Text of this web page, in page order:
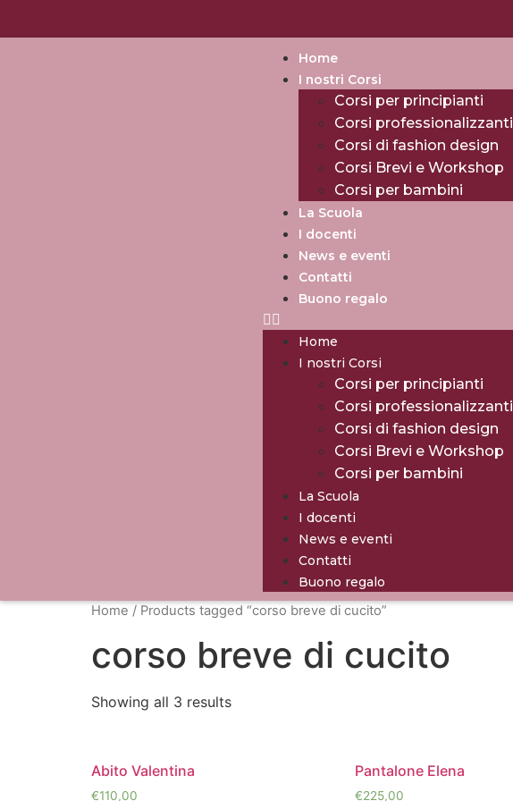
Home
I nostri Corsi
Corsi per principianti
Corsi professionalizzanti
Corsi di fashion design
Corsi Brevi e Workshop
Corsi per bambini
La Scuola
I docenti
News e eventi
Contatti
Buono regalo
Home
I nostri Corsi
Corsi per principianti
Corsi professionalizzanti
Corsi di fashion design
Corsi Brevi e Workshop
Corsi per bambini
La Scuola
I docenti
News e eventi
Contatti
Buono regalo
Home / Products tagged “corso breve di cucito”
corso breve di cucito
Showing all 3 results
Abito Valentina
€110,00
Pantalone Elena
€225,00